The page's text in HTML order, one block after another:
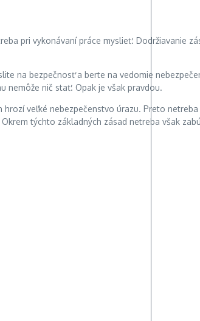
pri vykonávaní práce myslieť. Dodržiavanie
na bezpečnosť a berte na vedomie
nemôže nič stať. Opak je však pravdou.
hrozí veľké nebezpečenstvo úrazu. Preto
týchto základných zásad netreba však